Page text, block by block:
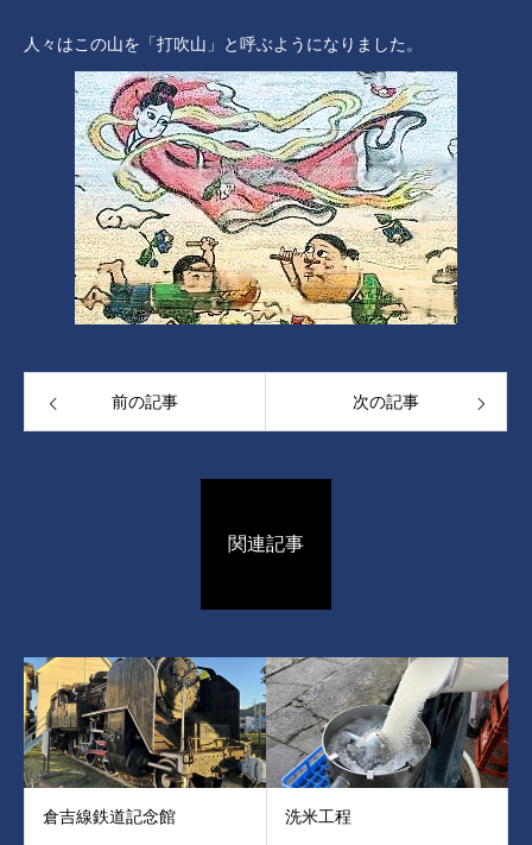
人々はこの山を「打吹山」と呼ぶようになりました。
前の記事 次の記事
関連記事
倉吉線鉄道記念館 洗米工程